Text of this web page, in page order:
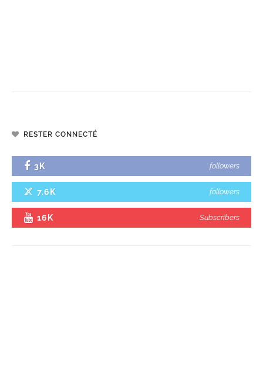
RESTER CONNECTÉ
3K followers
7.6K followers
16K Subscribers